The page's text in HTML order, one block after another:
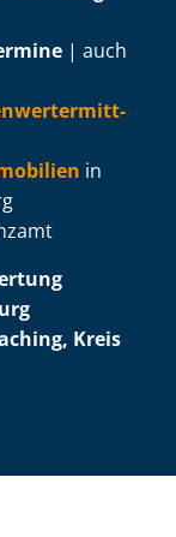
| auch
in
Kreis